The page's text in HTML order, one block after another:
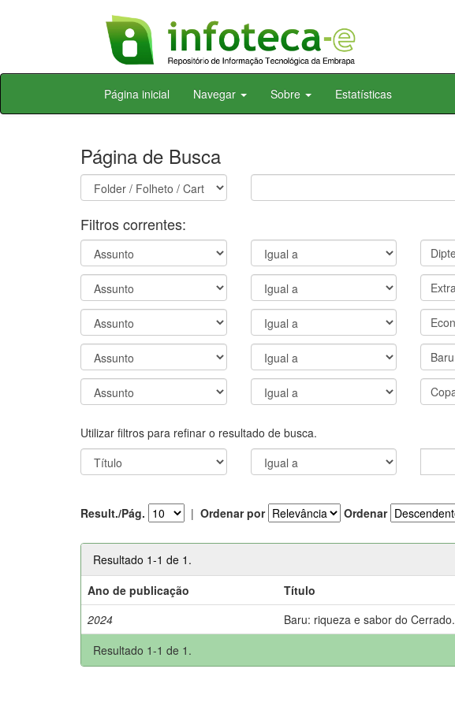
Skip
Página inicial Navegar Sobre Estatísticas
Página de Busca
Filtros correntes:
Utilizar filtros para refinar o resultado de busca.
Result./Pág. | Ordenar por Ordenar
Resultado 1-1 de 1.
Ano de publicação
Título
2024
Baru: riqueza e sabor do Cerrado.
Resultado 1-1 de 1.